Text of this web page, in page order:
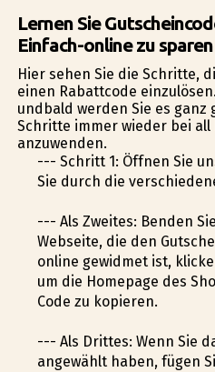
Lernen Sie
Einfach-online zu sparen
Hier sehen Sie die Schritte,
einen Rabattcode
undbald werden Sie es ganz
Schritte immer wieder bei
anzuwenden.
--- Schritt 1: Öffnen Sie
Sie durch die
--- Als Zweites: Befinden
Webseite, die den
online gewidmet ist,
um die Homepage des
Code zu kopieren.
--- Als Drittes: Wenn Sie
angewählt haben, fügen